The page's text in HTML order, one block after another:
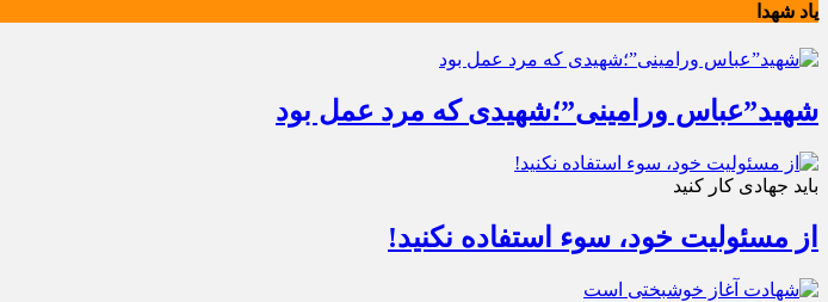
یاد شهدا
شهید”عباس ورامینی”؛شهیدی که مرد عمل بود
باید جهادی کار کنید
از مسئولیت خود، سوء استفاده نکنید!